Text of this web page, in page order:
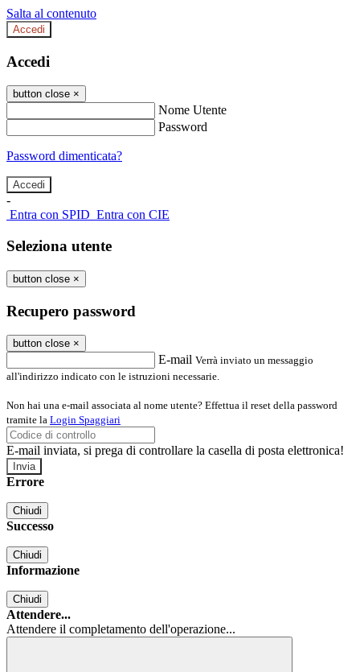
Salta al contenuto
Accedi
Accedi
button close ×
Nome Utente
Password
Password dimenticata?
-
Entra con SPID Entra con CIE
Seleziona utente
button close ×
Recupero password
button close ×
E-mail Verrà inviato un messaggio
all'indirizzo indicato con le istruzioni necessarie.
Non hai una e-mail associata al nome utente? Effettua il reset della password
tramite la Login Spaggiari
E-mail inviata, si prega di controllare la casella di posta elettronica!
Errore
Chiudi
Successo
Chiudi
Informazione
Chiudi
Attendere...
Attendere il completamento dell'operazione...